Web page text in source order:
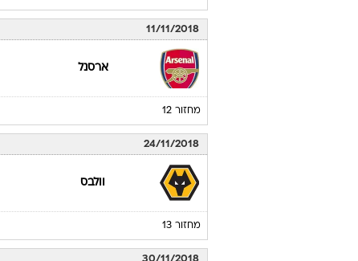
11/11/2018
ארסנל
מחזור 12
24/11/2018
וולבס
מחזור 13